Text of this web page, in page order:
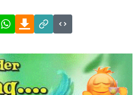
FacebookWhatsAppDownload
Link
Code